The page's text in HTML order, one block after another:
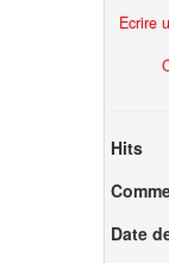
Ecrire
Hits
Date